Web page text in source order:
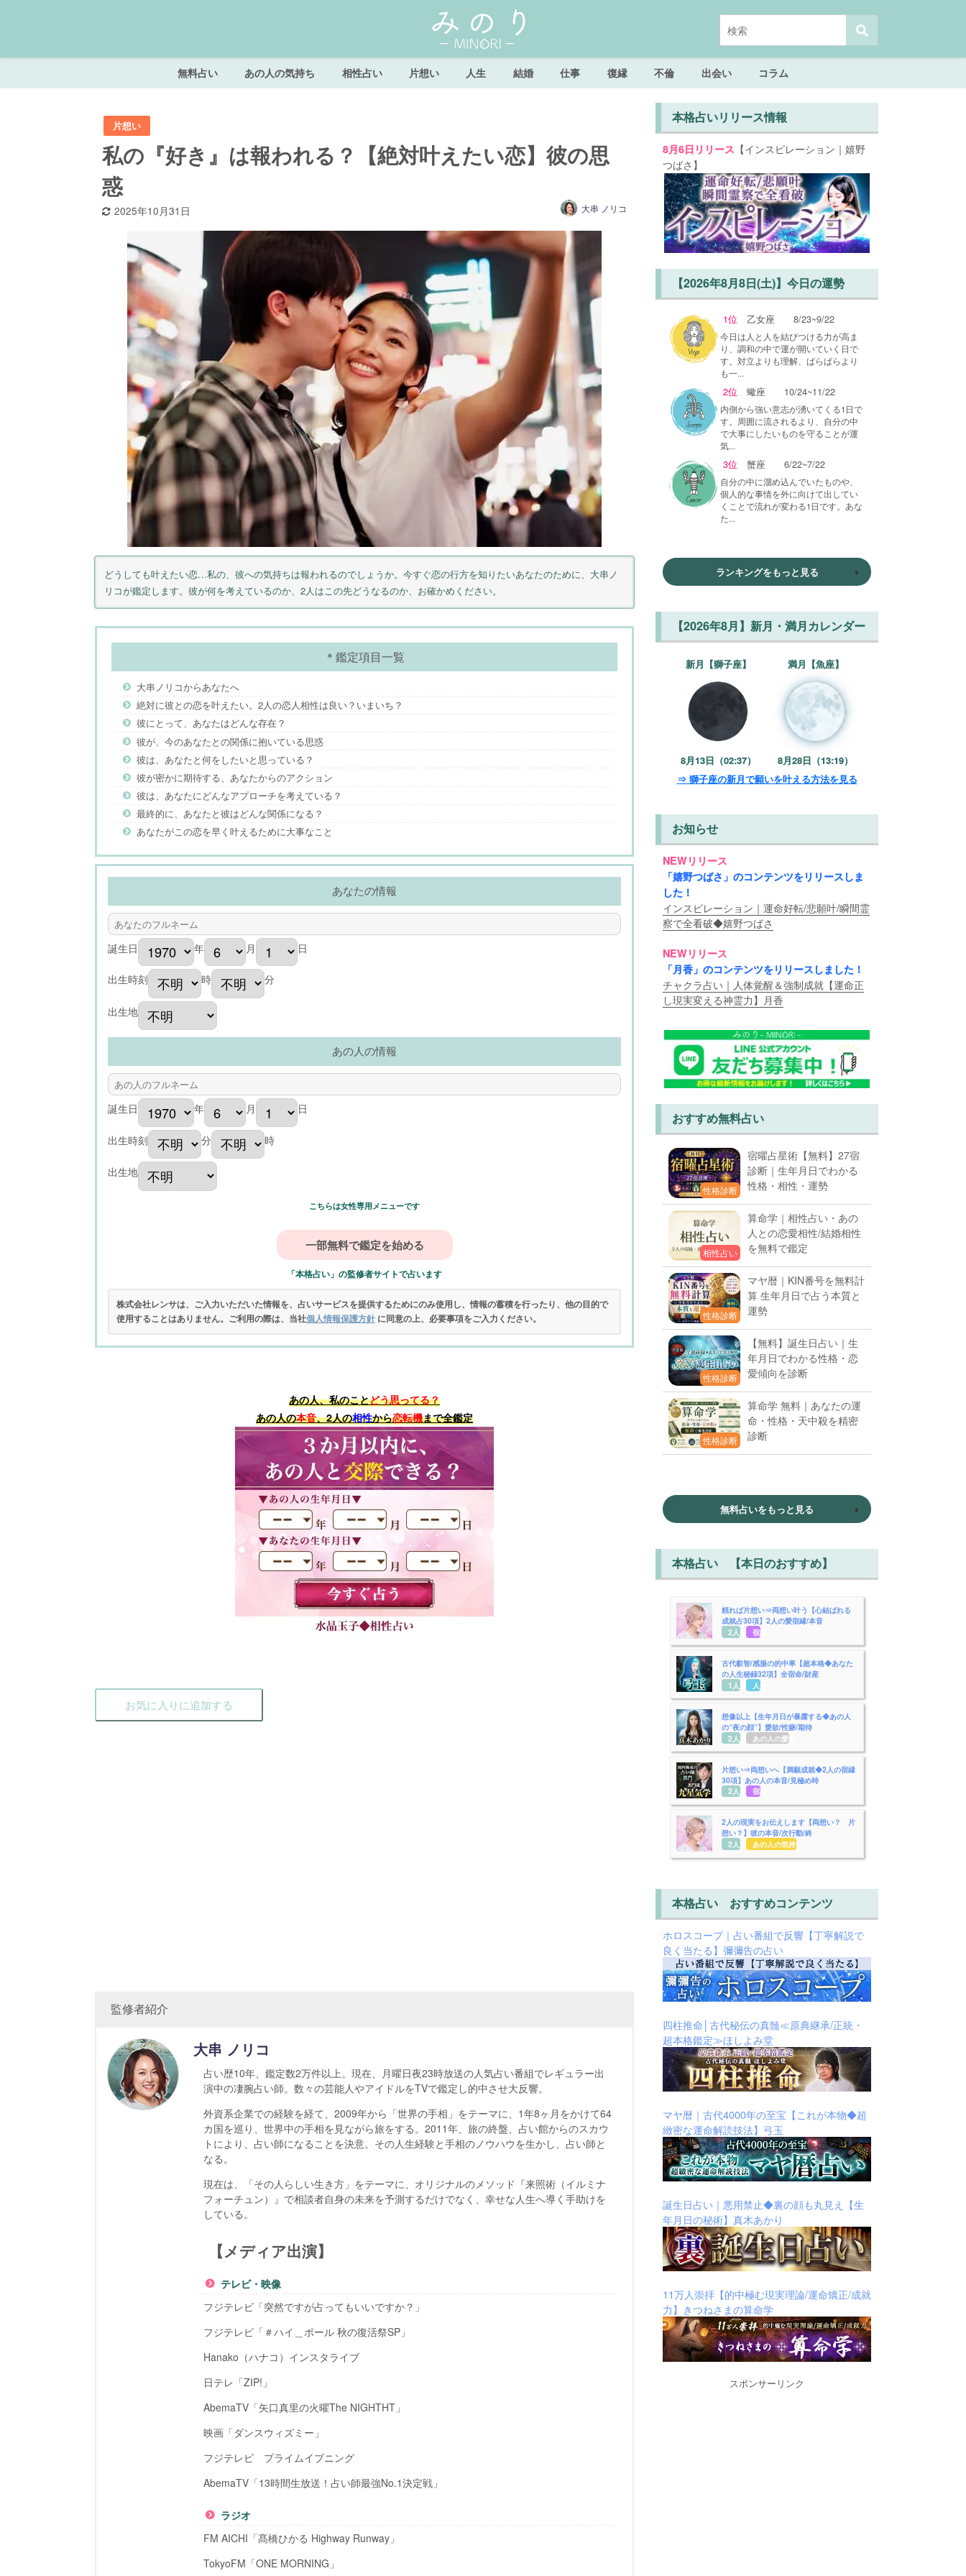
無料占い あの人の気持ち 相性占い 片想い 人生 結婚 仕事 復縁 不倫 出会い コラム
片想い
私の『好き』は報われる？【絶対叶えたい恋】彼の思
惑
2025年10月31日 大串 ノリコ
どうしても叶えたい恋…私の、彼への気持ちは報われるのでしょうか。今すぐ恋の行方を知りたいあなたのために、大串ノ
リコが鑑定します。彼が何を考えているのか、2人はこの先どうなるのか、お確かめください。
＊鑑定項目一覧
大串ノリコからあなたへ
絶対に彼との恋を叶えたい。2人の恋人相性は良い？いまいち？
彼にとって、あなたはどんな存在？
彼が、今のあなたとの関係に抱いている思惑
彼は、あなたと何をしたいと思っている？
彼が密かに期待する、あなたからのアクション
彼は、あなたにどんなアプローチを考えている？
最終的に、あなたと彼はどんな関係になる？
あなたがこの恋を早く叶えるために大事なこと
あなたの情報
誕生日 年 月 日
出生時刻 時 分
出生地
あの人の情報
誕生日 年 月 日
出生時刻 分 時
出生地
こちらは女性専用メニューです
「本格占い」の監修者サイトで占います
株式会社レンサは、ご入力いただいた情報を、占いサービスを提供するためにのみ使用し、情報の蓄積を行ったり、他の目的で
使用することはありません。ご利用の際は、当社個人情報保護方針 に同意の上、必要事項をご入力ください。
あの人、私のことどう思ってる？
あの人の本音、2人の相性から恋転機まで全鑑定
お気に入りに追加する
監修者紹介
大串 ノリコ
占い歴10年、鑑定数2万件以上。現在、月曜日夜23時放送の人気占い番組でレギュラー出
演中の凄腕占い師。数々の芸能人やアイドルをTVで鑑定し的中させ大反響。
外資系企業での経験を経て、2009年から「世界の手相」をテーマに、1年8ヶ月をかけて64
カ国を巡り、世界中の手相を見ながら旅をする。2011年、旅の終盤、占い館からのスカウ
トにより、占い師になることを決意。その人生経験と手相のノウハウを生かし、占い師と
なる。
現在は、「その人らしい生き方」をテーマに、オリジナルのメソッド『来照術（イルミナ
フォーチュン）』で相談者自身の未来を予測するだけでなく、幸せな人生へ導く手助けを
している。
【メディア出演】
テレビ・映像
フジテレビ「突然ですが占ってもいいですか？」
フジテレビ「＃ハイ＿ポール 秋の復活祭SP」
Hanako（ハナコ）インスタライブ
日テレ「ZIP!」
AbemaTV「矢口真里の火曜The NIGHTHT」
映画「ダンスウィズミー」
フジテレビ プライムイブニング
AbemaTV「13時間生放送！占い師最強No.1決定戦」
ラジオ
FM AICHI「髙橋ひかる Highway Runway」
TokyoFM「ONE MORNING」
本格占いリリース情報
8月6日リリース 【インスピレーション｜嬉野
つばさ】
【2026年8月8日(土)】今日の運勢
1位 乙女座 8/23~9/22
今日は人と人を結びつける力が高ま
り、調和の中で運が開いていく日で
す。対立よりも理解、ばらばらより
も一...
2位 蠍座 10/24~11/22
内側から強い意志が湧いてくる1日で
す。周囲に流されるより、自分の中
で大事にしたいものを守ることが運
気...
3位 蟹座 6/22~7/22
自分の中に溜め込んでいたものや、
個人的な事情を外に向けて出してい
くことで流れが変わる1日です。あな
た...
ランキングをもっと見る
【2026年8月】新月・満月カレンダー
新月【獅子座】
8月13日（02:37）
満月【魚座】
8月28日（13:19）
⇒ 獅子座の新月で願いを叶える方法を見る
お知らせ
NEWリリース
「嬉野つばさ」のコンテンツをリリースしま
した！
インスピレーション｜運命好転/悲願叶/瞬間霊
察で全看破◆嬉野つばさ
NEWリリース
「月香」のコンテンツをリリースしました！
チャクラ占い｜人体覚醒＆強制成就【運命正
し現実変える神霊力】月香
おすすめ無料占い
性格診断
宿曜占星術【無料】27宿
診断｜生年月日でわかる
性格・相性・運勢
相性占い
算命学｜相性占い・あの
人との恋愛相性/結婚相性
を無料で鑑定
性格診断
マヤ暦｜KIN番号を無料計
算 生年月日で占う本質と
運勢
性格診断
【無料】誕生日占い｜生
年月日でわかる性格・恋
愛傾向を診断
性格診断
算命学 無料｜あなたの運
命・性格・天中殺を精密
診断
無料占いをもっと見る
本格占い 【本日のおすすめ】
頼れば片想い⇒両想い叶う【心結ばれる
成就占30項】2人の愛宿縁/本音
2人用 宿縁
古代叡智/感服の的中率【超本格◆あなた
の人生秘録32項】全宿命/財産
1人用
人生
想像以上【生年月日が暴露する◆あの人
の“夜の顔”】愛欲/性癖/期待
2人用
あの人の愛欲
片想い⇒両想いへ【満願成就◆2人の宿縁
30項】あの人の本音/見極め時
2人用 宿縁
2人の現実をお伝えします【両想い？ 片
想い？】彼の本音/次行動/終
2人用
あの人の気持ち
本格占い おすすめコンテンツ
ホロスコープ｜占い番組で反響【丁寧解説で
良く当たる】彌彌告の占い
四柱推命│古代秘伝の真髄≪原典継承/正統・
超本格鑑定≫ほしよみ堂
マヤ暦｜古代4000年の至宝【これが本物◆超
緻密な運命解読技法】弓玉
誕生日占い｜悪用禁止◆裏の顔も丸見え【生
年月日の秘術】真木あかり
11万人崇拝【的中極む現実理論/運命矯正/成就
力】きつねさまの算命学
スポンサーリンク